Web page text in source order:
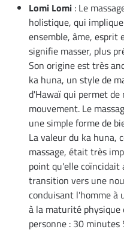
Lomi Lomi : Le
holistique, qui
ensemble, âme, esprit
signifie masser, plus
Son origine est très
ka huna, un style de
d'Hawaï qui permet
mouvement. Le
une simple forme de
La valeur du ka huna,
massage, était très
point qu'elle
transition vers une
conduisant l'homme à
à la maturité
personne : 30